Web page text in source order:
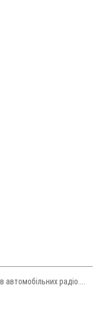
радіо....